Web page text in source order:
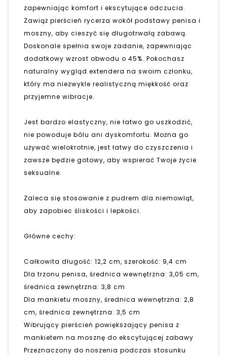
zapewniając komfort i ekscytujące odczucia.
Zawiąż pierścień rycerza wokół podstawy penisa i
moszny, aby cieszyć się długotrwałą zabawą.
Doskonale spełnia swoje zadanie, zapewniając
dodatkowy wzrost obwodu o 45%. Pokochasz
naturalny wygląd extendera na swoim członku,
który ma niezwykle realistyczną miękkość oraz
przyjemne wibracje.
Jest bardzo elastyczny, nie łatwo go uszkodzić,
nie powoduje bólu ani dyskomfortu. Można go
używać wielokrotnie, jest łatwy do czyszczenia i
zawsze będzie gotowy, aby wspierać Twoje życie
seksualne.
Zaleca się stosowanie z pudrem dla niemowląt,
aby zapobiec śliskości i lepkości.
Główne cechy:
Całkowita długość: 12,2 cm, szerokość: 9,4 cm
Dla trzonu penisa, średnica wewnętrzna: 3,05 cm,
średnica zewnętrzna: 3,8 cm
Dla mankietu moszny, średnica wewnętrzna: 2,8
cm, średnica zewnętrzna: 3,5 cm
Wibrujący pierścień powiększający penisa z
mankietem na mosznę do ekscytującej zabawy
Przeznaczony do noszenia podczas stosunku